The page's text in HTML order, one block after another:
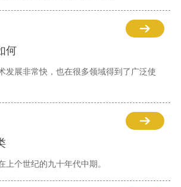
何
发展非常快，也在很多领域得到了广泛使
上个世纪的九十年代中期。